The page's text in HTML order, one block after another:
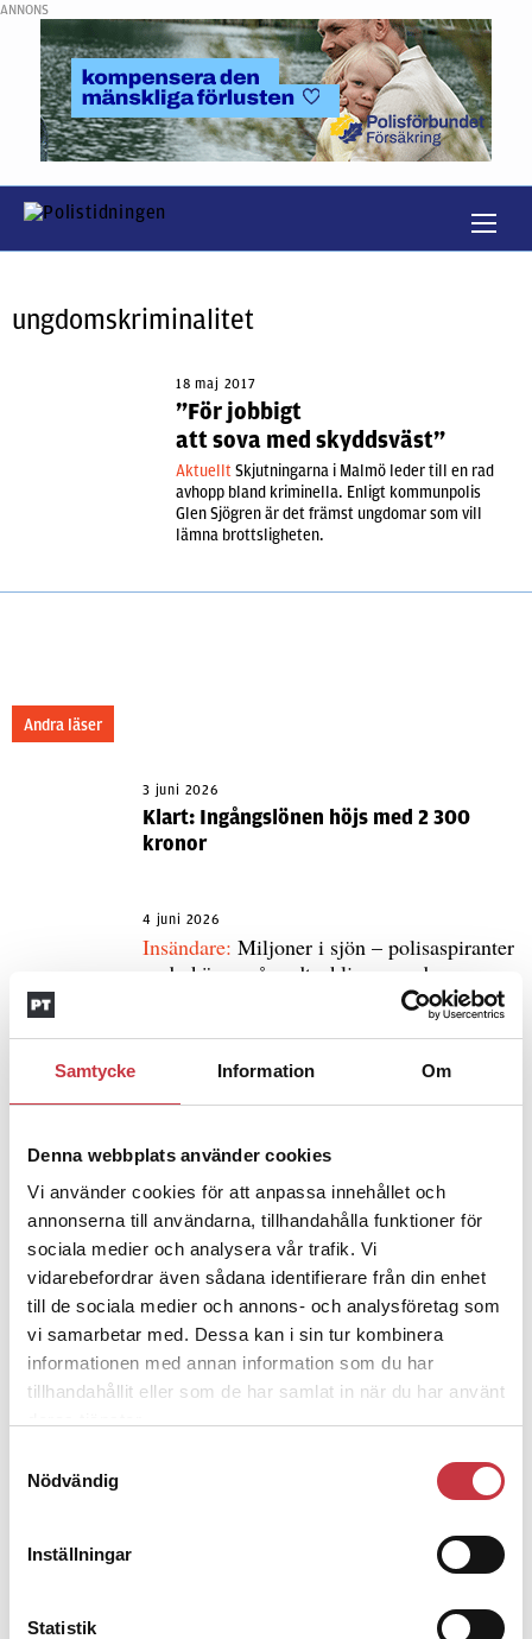
Samtycke Information Om
Denna webbplats använder cookies
Vi använder cookies för att anpassa innehållet och
annonserna till användarna, tillhandahålla funktioner för
sociala medier och analysera vår trafik. Vi
vidarebefordrar även sådana identifierare från din enhet
till de sociala medier och annons- och analysföretag som
vi samarbetar med. Dessa kan i sin tur kombinera
informationen med annan information som du har
tillhandahållit eller som de har samlat in när du har använt
Nödvändig
Inställningar
Statistik
ANNONS
ungdomskriminalitet
18 maj 2017
”För jobbigt
att sova med skyddsväst”
Aktuellt Skjutningarna i Malmö leder till en rad
avhopp bland kriminella. Enligt kommunpolis
Glen Sjögren är det främst ungdomar som vill
lämna brottsligheten.
Andra läser
3 juni 2026
Klart: Ingångslönen höjs med 2 300
kronor
4 juni 2026
Insändare: Miljoner i sjön – polisaspiranter
underkänns på godtyckliga grunder
ska han lära sig grunderna
4 juni 2026
Polisregionen erkänner fel: ”Kommer
att rättas till”